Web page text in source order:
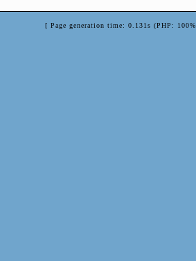
[ Page generation time: 0.131s (PHP: